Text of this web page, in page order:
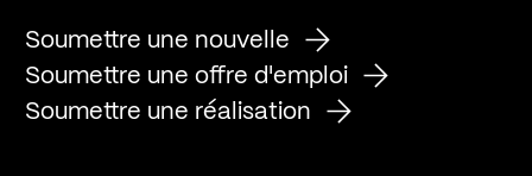
Soumettre une nouvelle
Soumettre une offre d'emploi
Soumettre une réalisation